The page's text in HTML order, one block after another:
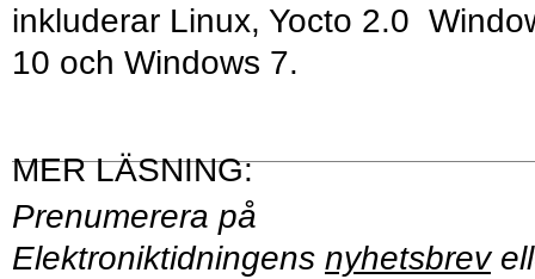
inkluderar Linux, Yocto 2.0
10 och Windows 7.
Prenumerera på
Elektroniktidningens nyhetsbrev